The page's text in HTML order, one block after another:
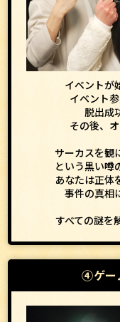
イベントが
イベント
脱出成
その後、
サーカスを観
という黒い噂
あなたは正体
事件の真相
すべての謎を
④ゲー